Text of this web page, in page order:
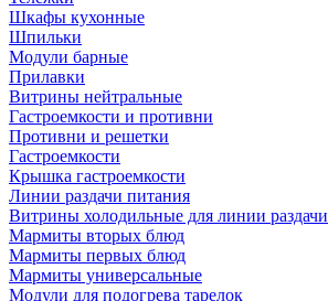
Шкафы кухонные
Шпильки
Модули барные
Прилавки
Витрины нейтральные
Гастроемкости и противни
Противни и решетки
Гастроемкости
Крышка гастроемкости
Линии раздачи питания
Витрины холодильные для линии раздачи
Мармиты вторых блюд
Мармиты первых блюд
Мармиты универсальные
Модули для подогрева тарелок